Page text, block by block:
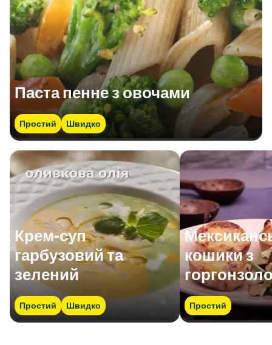
Паста пенне з овочами
Простий Швидко
Крем-суп
гарбузовий та
зелений
Простий Швидко
кошики з
Простий